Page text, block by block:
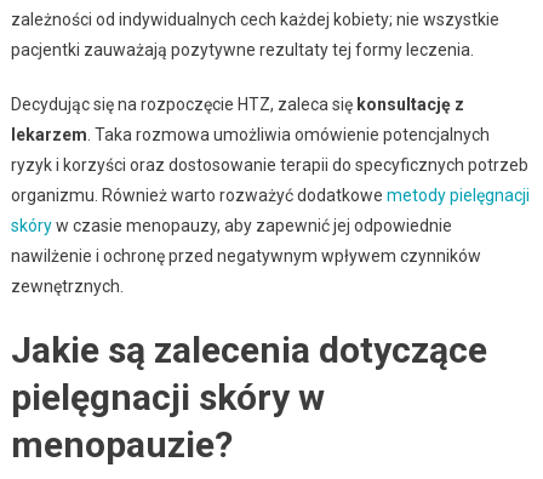
zależności od indywidualnych cech każdej kobiety; nie wszystkie
pacjentki zauważają pozytywne rezultaty tej formy leczenia.
Decydując się na rozpoczęcie HTZ, zaleca się konsultację z
lekarzem . Taka rozmowa umożliwia omówienie potencjalnych
ryzyk i korzyści oraz dostosowanie terapii do specyficznych potrzeb
organizmu. Również warto rozważyć dodatkowe metody pielęgnacji
skóryw czasie menopauzy, aby zapewnić jej odpowiednie
nawilżenie i ochronę przed negatywnym wpływem czynników
zewnętrznych.
Jakie są zalecenia dotyczące
pielęgnacji skóry w
menopauzie?